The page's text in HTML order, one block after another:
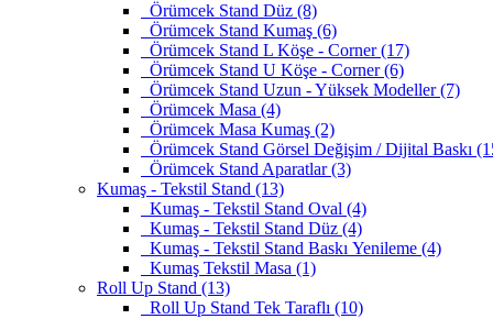
Örümcek Stand Düz (8)
Örümcek Stand Kumaş (6)
Örümcek Stand L Köşe - Corner (17)
Örümcek Stand U Köşe - Corner (6)
Örümcek Stand Uzun - Yüksek Modeller (7)
Örümcek Masa (4)
Örümcek Masa Kumaş (2)
Örümcek Stand Görsel Değişim / Dijital Baskı
Örümcek Stand Aparatlar (3)
Kumaş - Tekstil Stand (13)
Kumaş - Tekstil Stand Oval (4)
Kumaş - Tekstil Stand Düz (4)
Kumaş - Tekstil Stand Baskı Yenileme (4)
Kumaş Tekstil Masa (1)
Roll Up Stand (13)
Roll Up Stand Tek Taraflı (10)